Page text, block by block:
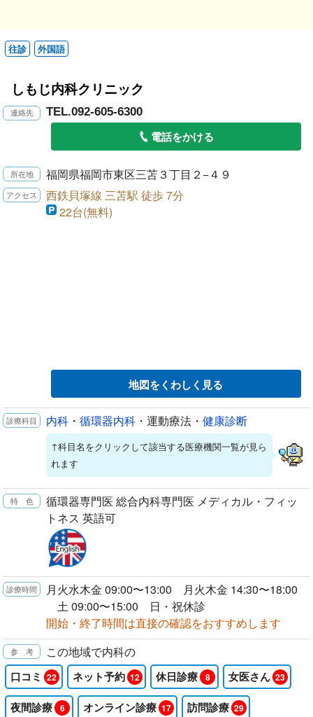
往診 外国語
しもじ内科クリニック
TEL.092-605-6300
電話をかける
福岡県福岡市東区三苫３丁目２−４９
西鉄貝塚線 三苫駅 徒歩 7分
22台(無料)
地図をくわしく見る
内科 ・ 循環器内科 ・運動療法・ 健康診断
↑科目名をクリックして該当する医療機関一覧が見ら
れます
循環器専門医 総合内科専門医 メディカル・フィッ
トネス 英語可
月火水木金 09:00〜13:00 月火木金 14:30〜18:00
土 09:00〜15:00 日・祝休診
開始・終了時間は直接の確認をおすすめします
この地域で内科の
口コミ 22 ネット予約 12 休日診療 8 女医さん 23
夜間診療 6 オンライン診療 17 訪問診療 29